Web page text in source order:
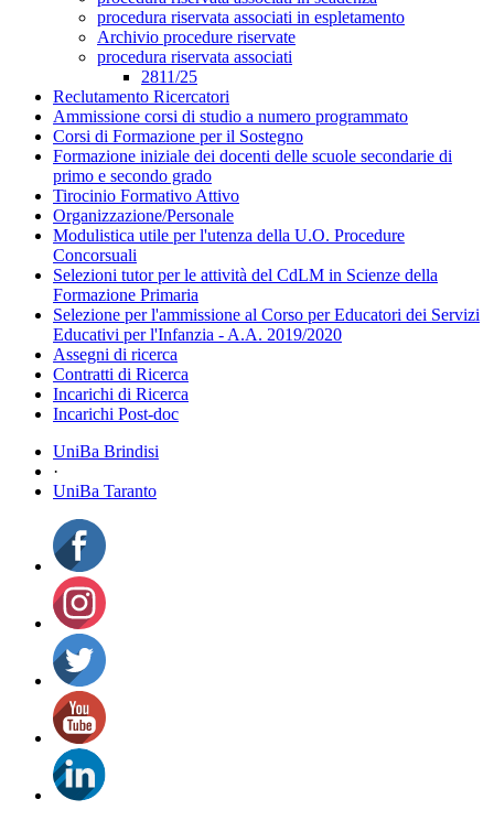
procedura riservata associati in espletamento
Archivio procedure riservate
procedura riservata associati
2811/25
Reclutamento Ricercatori
Ammissione corsi di studio a numero programmato
Corsi di Formazione per il Sostegno
Formazione iniziale dei docenti delle scuole secondarie di
primo e secondo grado
Tirocinio Formativo Attivo
Organizzazione/Personale
Modulistica utile per l'utenza della U.O. Procedure
Concorsuali
Selezioni tutor per le attività del CdLM in Scienze della
Formazione Primaria
Selezione per l'ammissione al Corso per Educatori dei Servizi
Educativi per l'Infanzia - A.A. 2019/2020
Assegni di ricerca
Contratti di Ricerca
Incarichi di Ricerca
Incarichi Post-doc
UniBa Brindisi
·
UniBa Taranto